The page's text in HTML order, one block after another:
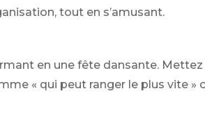
tout en s’amusant.
en une fête dansante.
« qui peut ranger le plus vite »